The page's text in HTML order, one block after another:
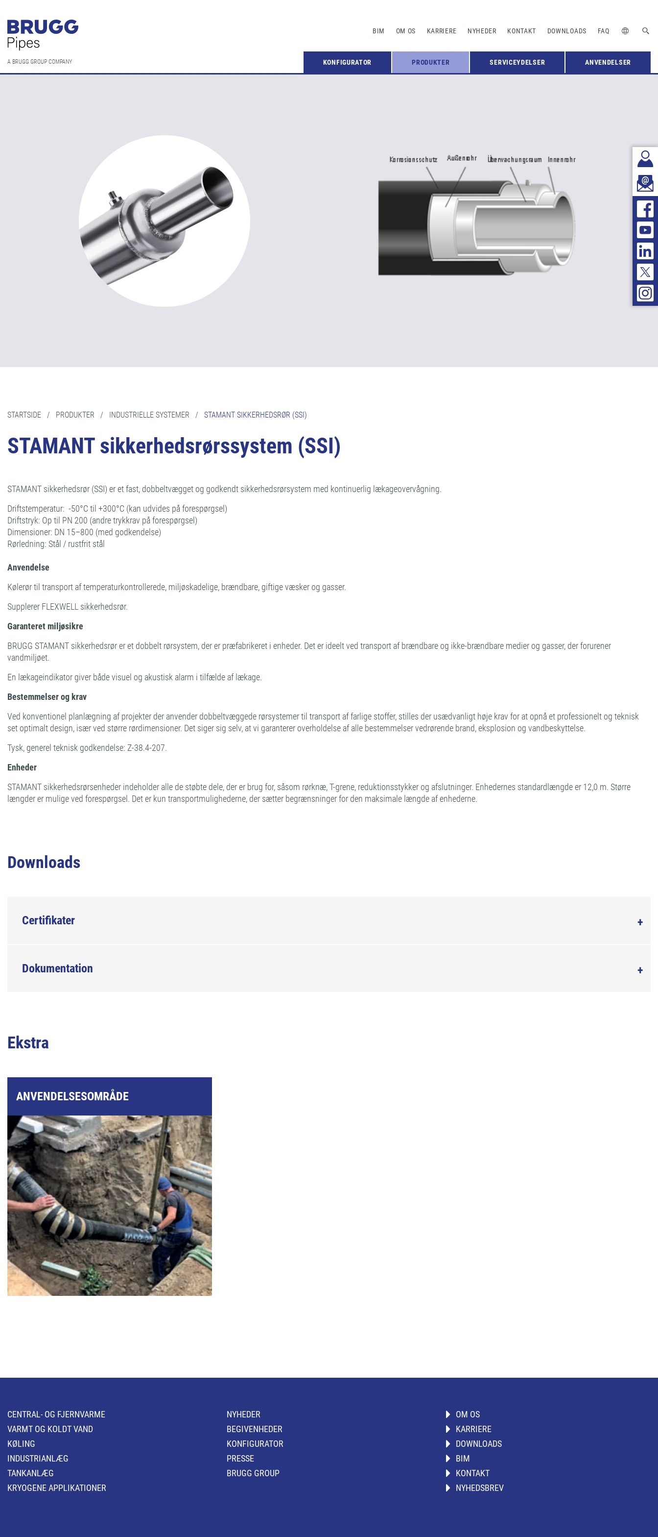
BIM OM OS KARRIERE NYHEDER KONTAKT DOWNLOADS FAQ
A BRUGG GROUP COMPANY KONFIGURATOR PRODUKTER SERVICEYDELSER ANVENDELSER
STARTSIDE / PRODUKTER / INDUSTRIELLE SYSTEMER / STAMANT SIKKERHEDSRØR (SSI)
STAMANT sikkerhedsrørssystem (SSI)
STAMANT sikkerhedsrør (SSI) er et fast, dobbeltvægget og godkendt sikkerhedsrørsystem med kontinuerlig lækageovervågning.
Driftstemperatur: -50°C til +300°C (kan udvides på forespørgsel)
Driftstryk: Op til PN 200 (andre trykkrav på forespørgsel)
Dimensioner: DN 15–800 (med godkendelse)
Rørledning: Stål / rustfrit stål
Anvendelse
Kølerør til transport af temperaturkontrollerede, miljøskadelige, brændbare, giftige væsker og gasser.
Supplerer FLEXWELL sikkerhedsrør.
Garanteret miljøsikre
BRUGG STAMANT sikkerhedsrør er et dobbelt rørsystem, der er præfabrikeret i enheder. Det er ideelt ved transport af brændbare og ikke-brændbare medier og gasser, der forurener
vandmiljøet.
En lækageindikator giver både visuel og akustisk alarm i tilfælde af lækage.
Bestemmelser og krav
Ved konventionel planlægning af projekter der anvender dobbeltvæggede rørsystemer til transport af farlige stoffer, stilles der usædvanligt høje krav for at opnå et professionelt og teknisk
set optimalt design, især ved større rørdimensioner. Det siger sig selv, at vi garanterer overholdelse af alle bestemmelser vedrørende brand, eksplosion og vandbeskyttelse.
Tysk, generel teknisk godkendelse: Z-38.4-207.
Enheder
STAMANT sikkerhedsrørsenheder indeholder alle de støbte dele, der er brug for, såsom rørknæ, T-grene, reduktionsstykker og afslutninger. Enhedernes standardlængde er 12,0 m. Større
længder er mulige ved forespørgsel. Det er kun transportmulighederne, der sætter begrænsninger for den maksimale længde af enhederne.
Downloads
Certifikater
Dokumentation
Ekstra
ANVENDELSESOMRÅDE
CENTRAL- OG FJERNVARME
VARMT OG KOLDT VAND
KØLING
INDUSTRIANLÆG
TANKANLÆG
KRYOGENE APPLIKATIONER
NYHEDER
BEGIVENHEDER
KONFIGURATOR
PRESSE
BRUGG GROUP
OM OS
KARRIERE
DOWNLOADS
BIM
KONTAKT
NYHEDSBREV